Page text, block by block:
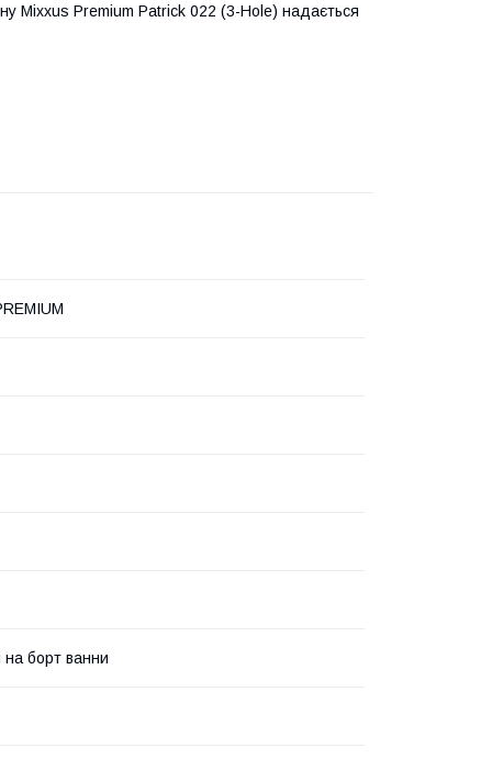
Mixxus Premium Patrick 022 (3-Hole) надається
на борт ванни